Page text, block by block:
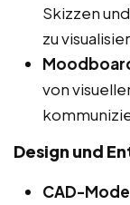
Skizzen
zu
von
Design und
CAD-